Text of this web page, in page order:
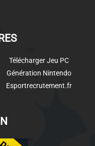
Télécharger Jeu PC
Génération Nintendo
Esportrecrutement.fr